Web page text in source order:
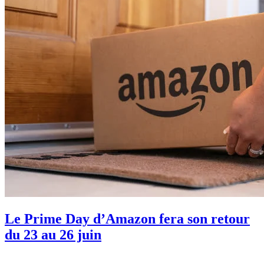
Le Prime Day d’Amazon fera son retour
du 23 au 26 juin